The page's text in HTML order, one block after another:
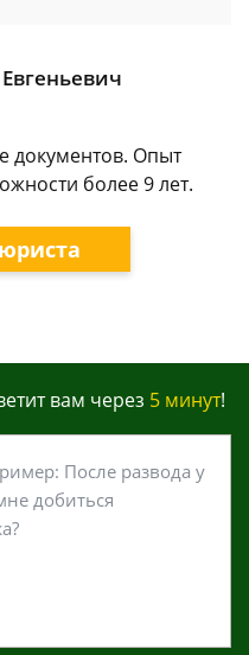
документов. Опыт
более 9 лет.
вам через 5 минут!